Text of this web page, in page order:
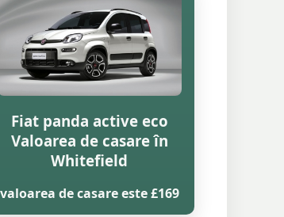
Fiat panda active eco
Valoarea de casare în
Whitefield
valoarea de casare este £169